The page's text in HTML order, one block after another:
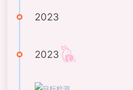
2023
2023